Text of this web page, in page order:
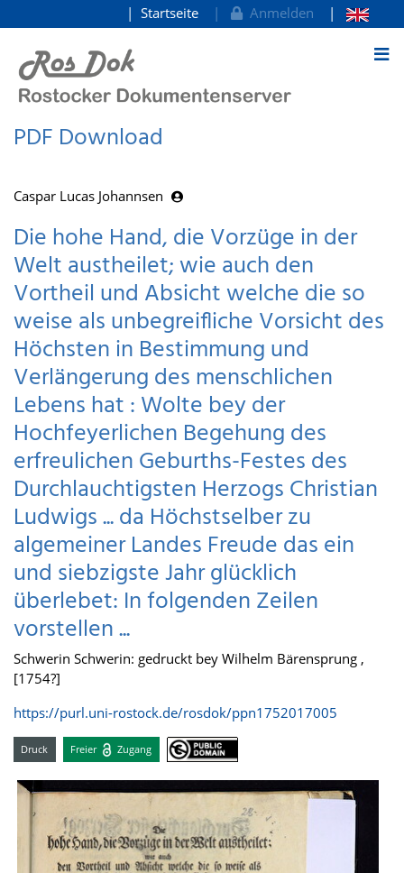
zum Inhalt
Startseite Anmelden
PDF Download
Caspar Lucas Johannsen
Die hohe Hand, die Vorzüge in der
Welt austheilet; wie auch den
Vortheil und Absicht welche die so
weise als unbegreifliche Vorsicht des
Höchsten in Bestimmung und
Verlängerung des menschlichen
Lebens hat : Wolte bey der
Hochfeyerlichen Begehung des
erfreulichen Geburths-Festes des
Durchlauchtigsten Herzogs Christian
Ludwigs ... da Höchstselber zu
algemeiner Landes Freude das ein
und siebzigste Jahr glücklich
überlebet: In folgenden Zeilen
vorstellen ...
Schwerin Schwerin: gedruckt bey Wilhelm Bärensprung ,
[1754?]
https://purl.uni-rostock.de/rosdok/ppn1752017005
Druck Freier Zugang